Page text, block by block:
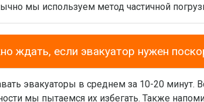
мы используем метод частичной
ждать, если эвакуатор нужен
эвакуаторы в среднем за 10-20 минут.
мы пытаемся их избегать. Также